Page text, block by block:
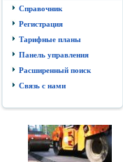
Справочник
Регистрация
Тарифные планы
Панель управления
Расширенный поиск
Связь с нами